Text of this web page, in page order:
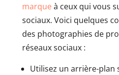
marqueà ceux qui vous
sociaux. Voici quelques
des photographies de
réseaux sociaux :
Utilisez un arrière-plan